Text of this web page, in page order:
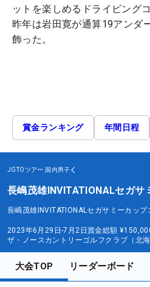
ットを楽しめるドライビング
昨年は岩田寛が通算19アンダ
飾った。
賞金ランキング 年間日程
JGTOツアー 国内男子
長嶋茂雄INVITATIONALセガサ
長嶋茂雄INVITATIONALセガサミーカップ
2023年6月29日-7月2日賞金総額
ザ・ノースカントリーゴルフクラブ（北海
大会TOP リーダーボード